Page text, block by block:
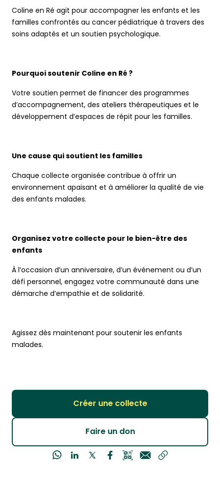
Coline en Ré agit pour accompagner les enfants et les
familles confrontés au cancer pédiatrique à travers des
soins adaptés et un soutien psychologique.
Pourquoi soutenir Coline en Ré ?
Votre soutien permet de financer des programmes
d’accompagnement, des ateliers thérapeutiques et le
développement d’espaces de répit pour les familles.
Une cause qui soutient les familles
Chaque collecte organisée contribue à offrir un
environnement apaisant et à améliorer la qualité de vie
des enfants malades.
Organisez votre collecte pour le bien-être des
enfants
À l’occasion d’un anniversaire, d’un événement ou d’un
défi personnel, engagez votre communauté dans une
démarche d’empathie et de solidarité.
Agissez dès maintenant pour soutenir les enfants
malades.
Créer une collecte
Faire un don